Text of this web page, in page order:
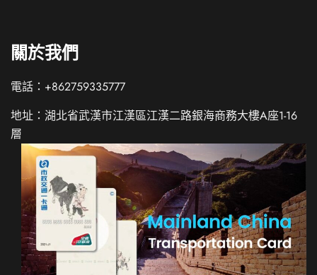
關於我們
電話：+862759335777
地址：湖北省武漢市江漢區江漢二路銀海商務大樓A座1-16
層